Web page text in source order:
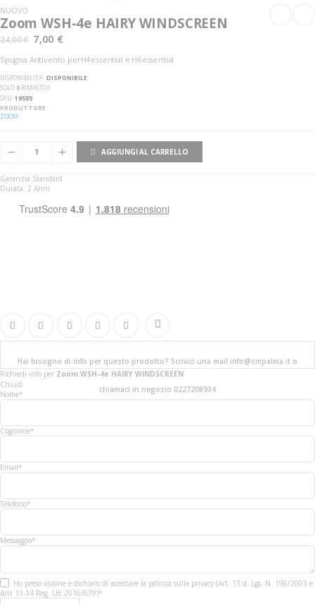
galleria
di
immagini
galleria
di
immagini
NUOVO
Zoom WSH-4e HAIRY WINDSCREEN
24,00 € 7,00 €
Spugna Antivento perH4essential e H6essential
DISPONIBILITA':DISPONIBILE
SOLO 8 RIMASTO/I
SKU 19585
PRODUTTORE
ZOOM
AGGIUNGI AL CARRELLO
Garanzia Standard
Durata: 2 Anni
Hai bisogno di info per questo prodotto? Scrivici una mail info@smpalma.it o
chiamaci in negozio 0227208934
Richiedi info per Zoom WSH-4e HAIRY WINDSCREEN
Chiudi
Nome*
Cognome*
Email*
Telefono*
Messaggio*
Ho preso visione e dichiaro di accettare la politica sulla privacy (Art. 13 d. Lgs. N. 196/2003 e
Artt 13-14 Reg. UE 2016/679)*